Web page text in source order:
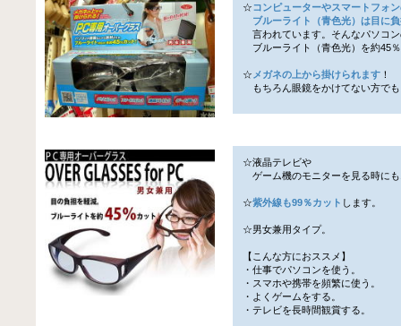
☆コンピューターやスマートフォ
ブルーライト（青色光）は目に
言われています。そんなパソコ
ブルーライト（青色光）を約45
☆ メガネの上から掛けられます ！
もちろん眼鏡をかけてない方で
☆液晶テレビや
ゲーム機のモニターを見る時に
☆紫外線も99％カット します。
☆男女兼用タイプ。
【こんな方におススメ】
・仕事でパソコンを使う。
・スマホや携帯を頻繁に使う。
・よくゲームをする。
・テレビを長時間観賞する。